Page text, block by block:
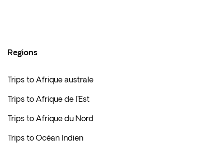
Regions
Trips to Afrique australe
Trips to Afrique de l’Est
Trips to Afrique du Nord
Trips to Océan Indien